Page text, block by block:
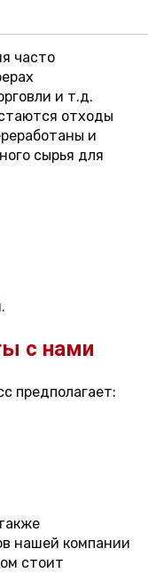
часто
и т.д.
отходы
и
сырья для
с нами
предполагает:
нашей компании
стоит